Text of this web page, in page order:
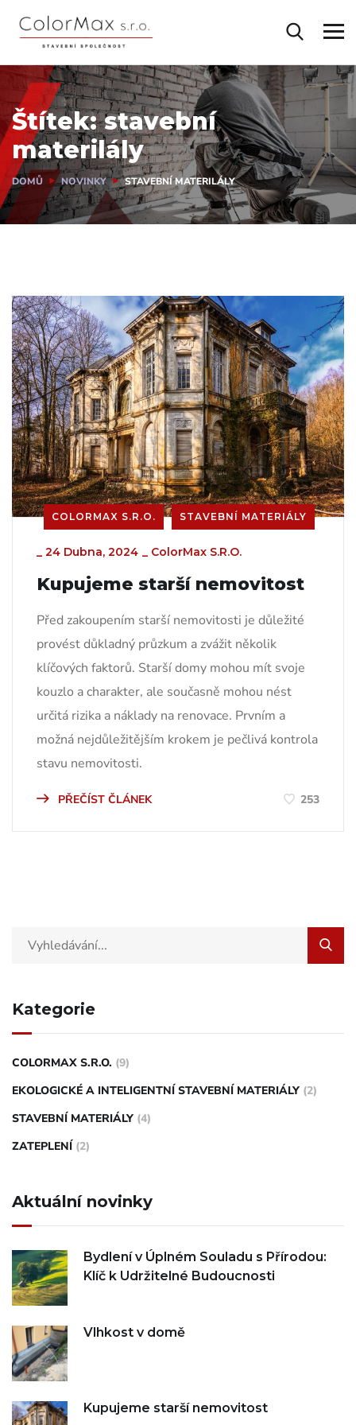
Štítek:stavební
materilály
DOMŮ NOVINKY STAVEBNÍ MATERILÁLY
COLORMAX S.R.O. STAVEBNÍ MATERIÁLY
24 Dubna, 2024 ColorMax S.r.o.
Kupujeme starší nemovitost
Před zakoupením starší nemovitosti je důležité
provést důkladný průzkum a zvážit několik
klíčových faktorů. Starší domy mohou mít svoje
kouzlo a charakter, ale současně mohou nést
určitá rizika a náklady na renovace. Prvním a
možná nejdůležitějším krokem je pečlivá kontrola
stavu nemovitosti.
PŘEČÍST ČLÁNEK 253
Kategorie
COLORMAX S.R.O. (9)
EKOLOGICKÉ A INTELIGENTNÍ STAVEBNÍ MATERIÁLY (2)
STAVEBNÍ MATERIÁLY (4)
ZATEPLENÍ (2)
Aktuální novinky
Bydlení v Úplném Souladu s Přírodou:
Klíč k Udržitelné Budoucnosti
Vlhkost v domě
Kupujeme starší nemovitost